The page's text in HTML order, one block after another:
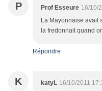
P Prof Esseure 16/10/
La Mayonnaise avait
la fredonnait quand
Répondre
K katyL 16/10/2011